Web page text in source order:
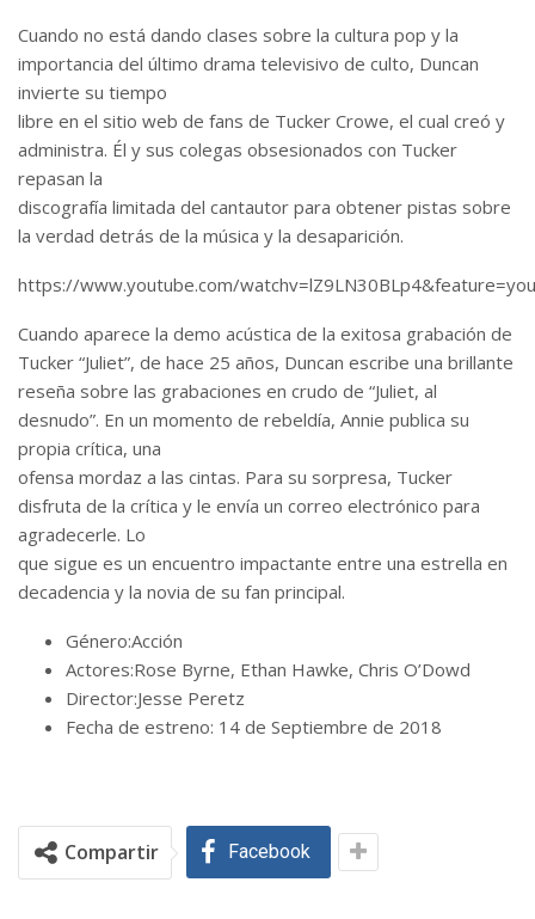
Cuando no está dando clases sobre la cultura pop y la
importancia del último drama televisivo de culto, Duncan
invierte su tiempo
libre en el sitio web de fans de Tucker Crowe, el cual creó y
administra. Él y sus colegas obsesionados con Tucker
repasan la
discografía limitada del cantautor para obtener pistas sobre
la verdad detrás de la música y la desaparición.
https://www.youtube.com/
Cuando aparece la demo acústica de la exitosa grabación de
Tucker “Juliet”, de hace 25 años, Duncan escribe una brillante
reseña sobre las grabaciones en crudo de “Juliet, al
desnudo”. En un momento de rebeldía, Annie publica su
propia crítica, una
ofensa mordaz a las cintas. Para su sorpresa, Tucker
disfruta de la crítica y le envía un correo electrónico para
agradecerle. Lo
que sigue es un encuentro impactante entre una estrella en
decadencia y la novia de su fan principal.
Género:Acción
Actores:Rose Byrne, Ethan Hawke, Chris O’Dowd
Director:Jesse Peretz
Fecha de estreno: 14 de Septiembre de 2018
Compartir Facebook